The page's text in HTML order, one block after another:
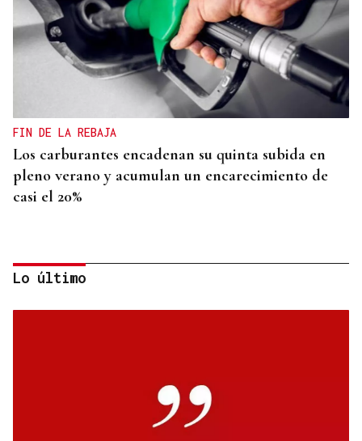
FIN DE LA REBAJA
Los carburantes encadenan su quinta subida en
pleno verano y acumulan un encarecimiento de
casi el 20%
Lo último